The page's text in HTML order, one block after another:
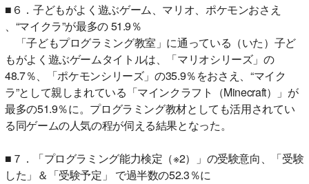
■６．子どもがよく遊ぶゲーム、マリオ、ポケモンおさえ
、“マイクラ”が最多の 51.9％
「子どもプログラミング教室」に通っている（いた）子ど
もがよく遊ぶゲームタイトルは、「マリオシリーズ」の
48.7％、「ポケモンシリーズ」の35.9％をおさえ、“マイク
ラ”として親しまれている「マインクラフト（Minecraft）」が
最多の51.9％に。プログラミング教材としても活用されてい
る同ゲームの人気の程が伺える結果となった。
■７．「プログラミング能力検定（※2）」の受験意向、「受験
した」＆「受験予定」 で過半数の52.3％に